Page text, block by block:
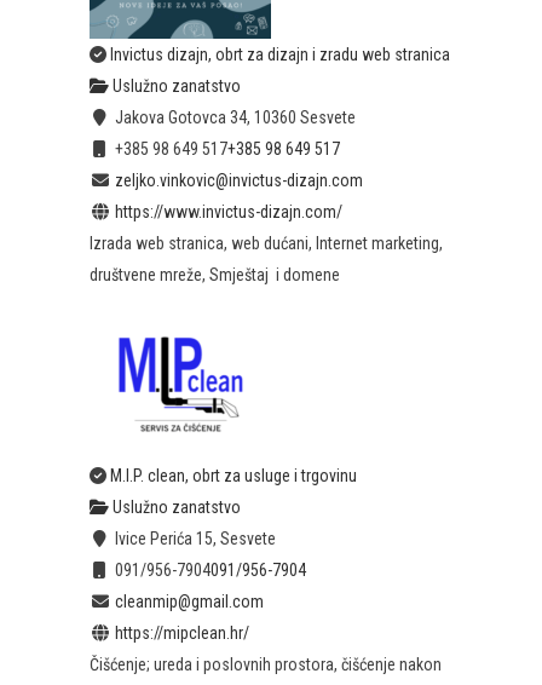
Invictus dizajn, obrt za dizajn i zradu web stranica
Uslužno zanatstvo
Jakova Gotovca 34, 10360 Sesvete
+385 98 649 517+385 98 649 517
zeljko.vinkovic@invictus-dizajn.com
https://www.invictus-dizajn.com/
Izrada web stranica, web dućani, Internet marketing,
društvene mreže, Smještaj i domene
M.I.P. clean, obrt za usluge i trgovinu
Uslužno zanatstvo
Ivice Perića 15, Sesvete
091/956-7904091/956-7904
cleanmip@gmail.com
https://mipclean.hr/
Čišćenje; ureda i poslovnih prostora, čišćenje nakon